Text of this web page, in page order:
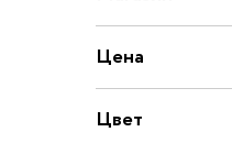
Цена
Цвет